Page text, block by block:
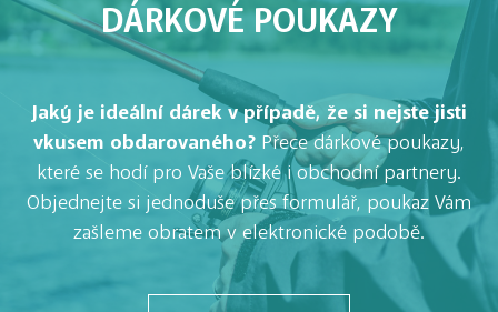
DÁRKOVÉ POUKAZY
Jaký je ideální dárek v případě, že si nejste jisti
vkusem obdarovaného? Přece dárkové poukazy,
které se hodí pro Vaše blízké i obchodní partnery.
Objednejte si jednoduše přes formulář, poukaz Vám
zašleme obratem v elektronické podobě.